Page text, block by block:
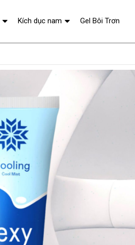
Kích dục nam Gel Bôi Trơn